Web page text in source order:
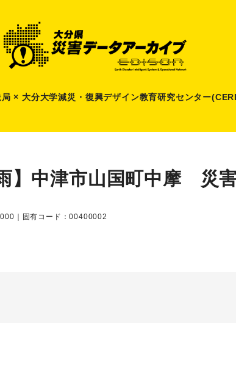
× 大分大学減災 ・ 復興デザイン教育研究センター
】中津市山国町中摩 災
｜固有コード：00400002